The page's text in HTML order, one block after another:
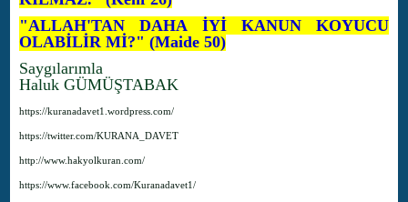
"ALLAH'TAN DAHA İYİ KANUN KOYUCU
OLABİLİR Mİ?" (Maide 50)
Saygılarımla
Haluk GÜMÜŞTABAK
https://kuranadavet1.wordpress.com/
https://twitter.com/KURANA_DAVET
http://www.hakyolkuran.com/
https://www.facebook.com/Kuranadavet1/